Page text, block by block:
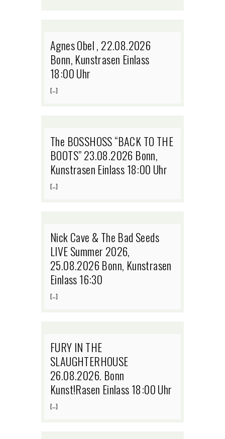
Agnes Obel , 22.08.2026
Bonn, Kunstrasen Einlass
18:00 Uhr
[…]
The BOSSHOSS “BACK TO THE
BOOTS” 23.08.2026 Bonn,
Kunstrasen Einlass 18:00 Uhr
[…]
Nick Cave & The Bad Seeds
LIVE Summer 2026,
25.08.2026 Bonn, Kunstrasen
Einlass 16:30
[…]
FURY IN THE
SLAUGHTERHOUSE
26.08.2026. Bonn
Kunst!Rasen Einlass 18:00 Uhr
[…]